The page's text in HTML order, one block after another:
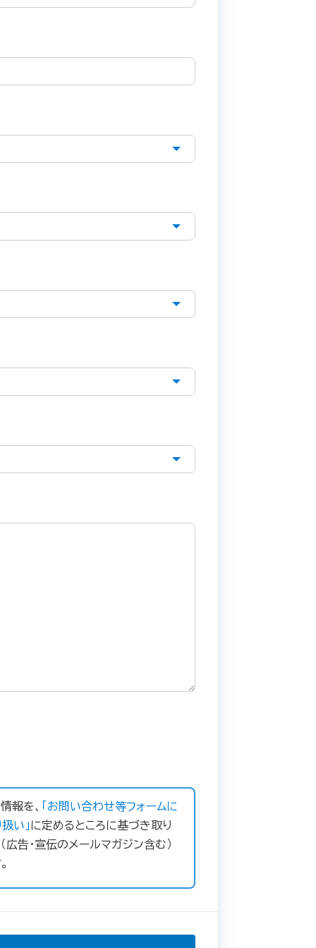
報を、
「お問い合わせ等フォームに
い」に定めるところに基づき取り
広告・宣伝のメールマガジン含む）